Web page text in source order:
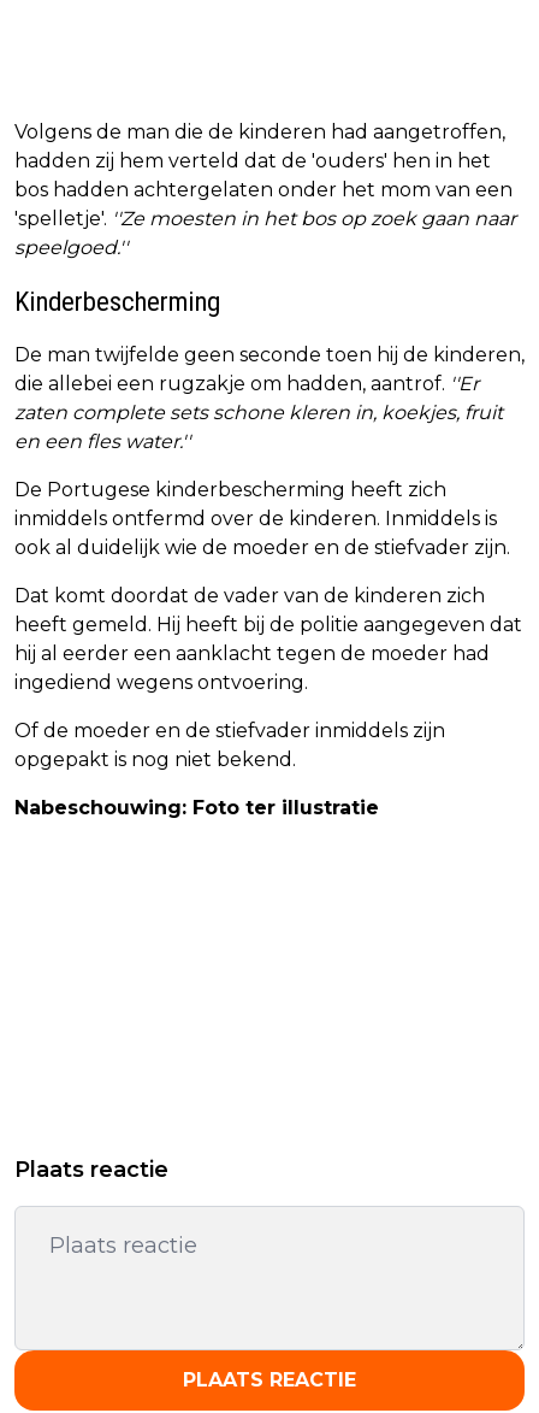
Volgens de man die de kinderen had aangetroffen,
hadden zij hem verteld dat de 'ouders' hen in het
bos hadden achtergelaten onder het mom van een
'spelletje'. ''Ze moesten in het bos op zoek gaan naar
speelgoed.''
Kinderbescherming
De man twijfelde geen seconde toen hij de kinderen,
die allebei een rugzakje om hadden, aantrof. ''Er
zaten complete sets schone kleren in, koekjes, fruit
en een fles water.''
De Portugese kinderbescherming heeft zich
inmiddels ontfermd over de kinderen. Inmiddels is
ook al duidelijk wie de moeder en de stiefvader zijn.
Dat komt doordat de vader van de kinderen zich
heeft gemeld. Hij heeft bij de politie aangegeven dat
hij al eerder een aanklacht tegen de moeder had
ingediend wegens ontvoering.
Of de moeder en de stiefvader inmiddels zijn
opgepakt is nog niet bekend.
Nabeschouwing: Foto ter illustratie
Plaats reactie
PLAATS REACTIE